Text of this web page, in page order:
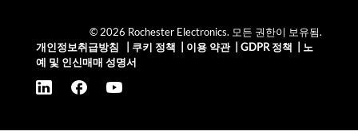
© 2026 Rochester Electronics. 모든 권한이 보유됨.
개인정보취급방침
쿠키 정책 이용 약관| GDPR 정책
노
예 및 인신매매 성명서